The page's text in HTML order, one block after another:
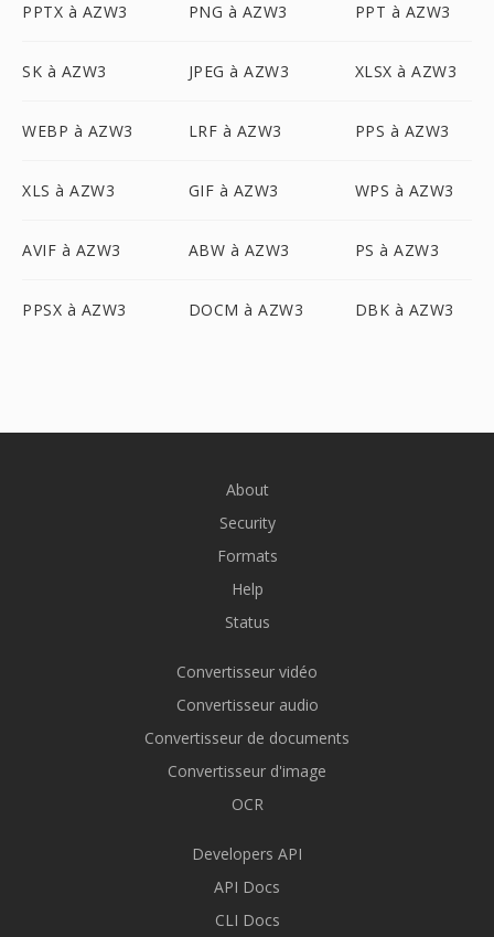
PPTX à AZW3 PNG à AZW3 PPT à AZW3
SK à AZW3 JPEG à AZW3 XLSX à AZW3
WEBP à AZW3 LRF à AZW3 PPS à AZW3
XLS à AZW3 GIF à AZW3 WPS à AZW3
AVIF à AZW3 ABW à AZW3 PS à AZW3
PPSX à AZW3 DOCM à AZW3 DBK à AZW3
About
Security
Formats
Help
Status
Convertisseur vidéo
Convertisseur audio
Convertisseur de documents
Convertisseur d'image
OCR
Developers API
API Docs
CLI Docs